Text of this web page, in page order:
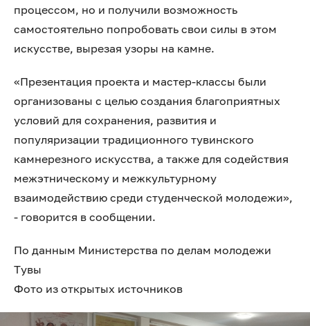
процессом, но и получили возможность
самостоятельно попробовать свои силы в этом
искусстве, вырезая узоры на камне.
«Презентация проекта и мастер-классы были
организованы с целью создания благоприятных
условий для сохранения, развития и
популяризации традиционного тувинского
камнерезного искусства, а также для содействия
межэтническому и межкультурному
взаимодействию среди студенческой молодежи»,
- говорится в сообщении.
По данным Министерства по делам молодежи
Тувы
Фото из открытых источников